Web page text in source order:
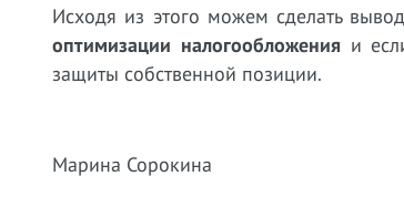
Исходя из этого можем сделать
оптимизации налогообложенияи
защиты собственной позиции.
Марина Сорокина